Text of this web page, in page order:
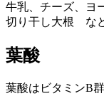
牛乳、チーズ、ヨ
切り干し大根 な
葉酸
葉酸はビタミンB